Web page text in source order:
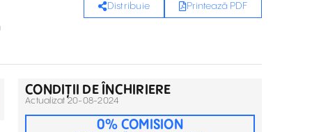
Distribuie Printează PDF
CONDIȚII DE ÎNCHIRIERE
Actualizat 20-08-2024
0% COMISION